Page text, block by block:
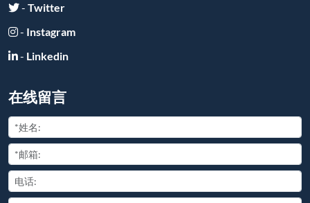
- Twitter
- Instagram
- Linkedin
在线留言